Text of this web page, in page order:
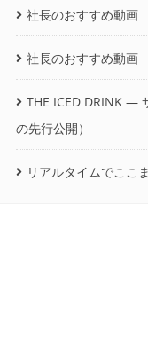
社長のおすすめ動画
社長のおすすめ動画
THE ICED DRINK ―
の先行公開）
リアルタイムでここ